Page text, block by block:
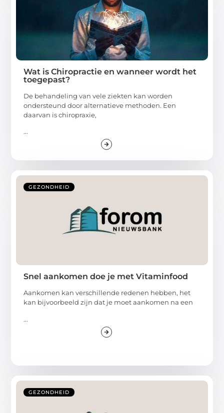
Wat is Chiropractie en wanneer wordt het
toegepast?
De behandeling van vele ziekten kan worden
ondersteund door alternatieve methoden. Een
daarvan is chiropraxie,
...
GEZONDHEID
Snel aankomen doe je met Vitaminfood
Aankomen kan verschillende redenen hebben, het
kan bijvoorbeeld zijn dat je moet aankomen na een
...
GEZONDHEID